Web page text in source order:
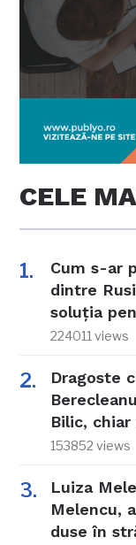
CELE
Cum s-ar
dintre
soluția
224011 views
Dragoste
Bilic,
153852 views
Luiza
Melencu,
duse în